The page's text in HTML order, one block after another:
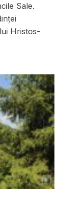
Sale.
Hristos-